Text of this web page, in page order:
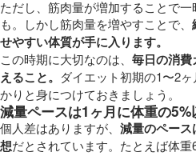
ただし、筋肉量が増加することで
も。しかし筋肉量を増やすことで、
せやすい体質が手に入ります。
この時期に大切なのは、 毎日の消費
えること。 ダイエット初期の1〜2
かりと身につけておきましょう。
減量ペースは1ヶ月に体重の5%
個人差はありますが、 減量のペー
想だとされています。たとえば体